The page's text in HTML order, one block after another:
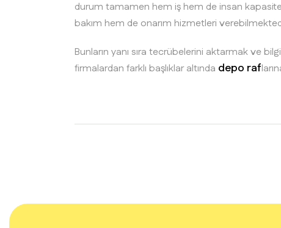
durum tamamen hem iş hem de insan
bakım hem de onarım hizmetleri
Bunların yanı sıra tecrübelerini aktarmak ve
firmalardan farklı başlıklar altında depo raf